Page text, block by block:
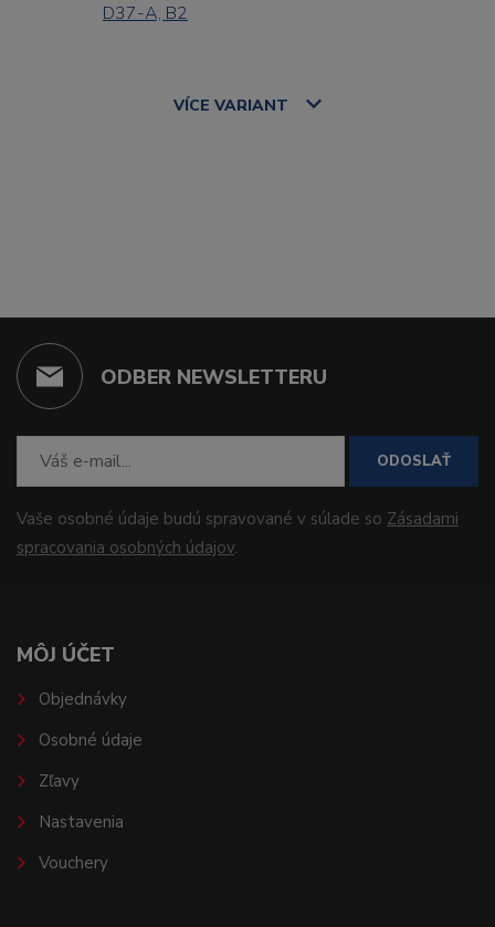
D37-A, B2
VÍCE VARIANT
ODBER NEWSLETTERU
ODOSLAŤ
Vaše osobné údaje budú spravované v súlade so Zásadami
spracovania osobných údajov.
MÔJ ÚČET
Objednávky
Osobné údaje
Zľavy
Nastavenia
Vouchery